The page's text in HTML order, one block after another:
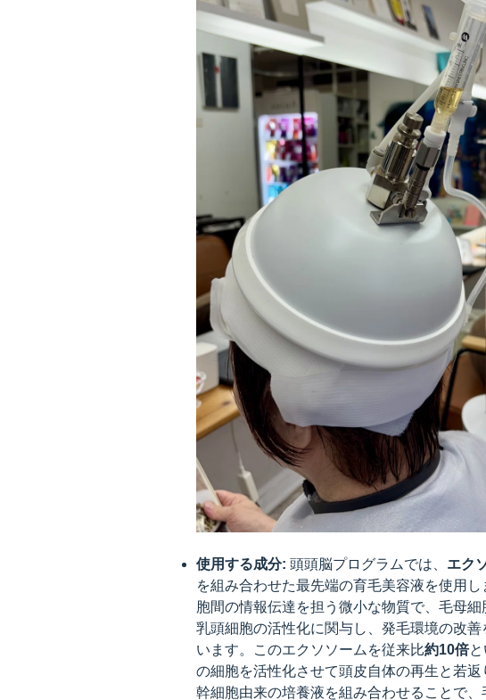
使用する成分: 頭頭脳プログラムでは、 エク
を組み合わせた最先端の育毛美容液を使用
胞間の情報伝達を担う微小な物質で、毛母
乳頭細胞の活性化に関与し、発毛環境の改
います。このエクソソームを従来比約10倍と
の細胞を活性化させて頭皮自体の再生と若返
幹細胞由来の培養液を組み合わせることで